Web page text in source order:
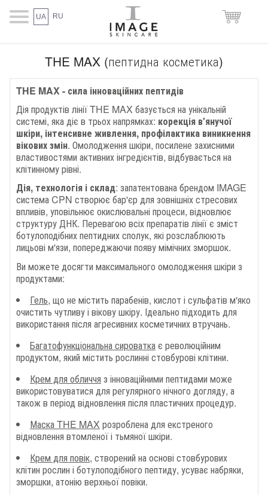
UA RU
THE MAX (пептидна косметика)
THE MAX - сила інноваційних пептидів
Дія продуктів лінії THE MAX базується на унікальній
системі, яка діє в трьох напрямках: корекція в'янучої
шкіри, інтенсивне живлення, профілактика виникнення
вікових змін. Омолодження шкіри, посилене захисними
властивостями активних інгредієнтів, відбувається на
клітинному рівні.
Дія, технологія і склад: запатентована брендом IMAGE
система CPN створює бар'єр для зовнішніх стресових
впливів, уповільнює окислювальні процеси, відновлює
структуру ДНК. Перевагою всіх препаратів лінії є зміст
ботулоподібних пептидних сполук, які розслаблюють
лицьові м'язи, попереджаючи появу мімічних зморшок.
Ви можете досягти максимального омолодження шкіри з
продуктами:
Гель, що не містить парабенів, кислот і сульфатів м'яко
очистить чутливу і вікову шкіру. Ідеально підходить для
використання після агресивних косметичних втручань.
Багатофункціональна сироваткає революційним
продуктом, який містить рослинні стовбурові клітини.
Крем для обличчя з інноваційними пептидами може
використовуватися для регулярного нічного догляду, а
також в період відновлення після пластичних процедур.
Маска THE MAX розроблена для екстреного
відновлення втомленої і тьмяної шкіри.
Крем для повік, створений на основі стовбурових
клітин рослин і ботулоподібного пептиду, усуває набряки,
зморшки, атонію верхньої повіки.